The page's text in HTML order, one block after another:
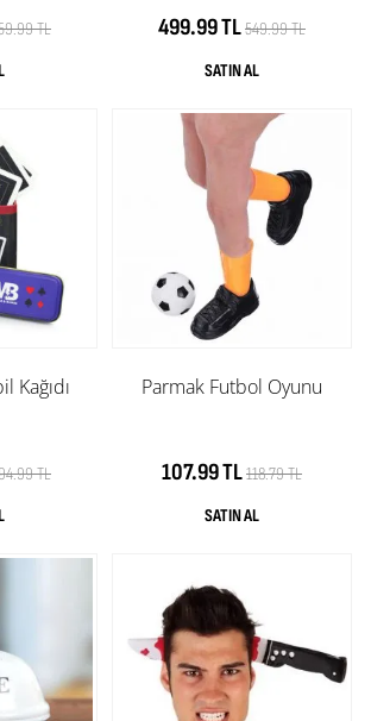
TL 499.99 TL549.99 TL
Kağıdı
TL
Parmak Futbol Oyunu
107.99 TL118.79 TL